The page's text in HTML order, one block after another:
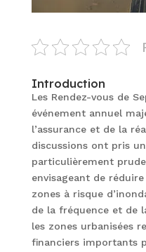
Introduction
Les Rendez-vous de
événement annuel
l’assurance et de la
discussions ont pris
particulièrement
envisageant de
zones à risque
de la fréquence et de
les zones urbanisées
financiers importants